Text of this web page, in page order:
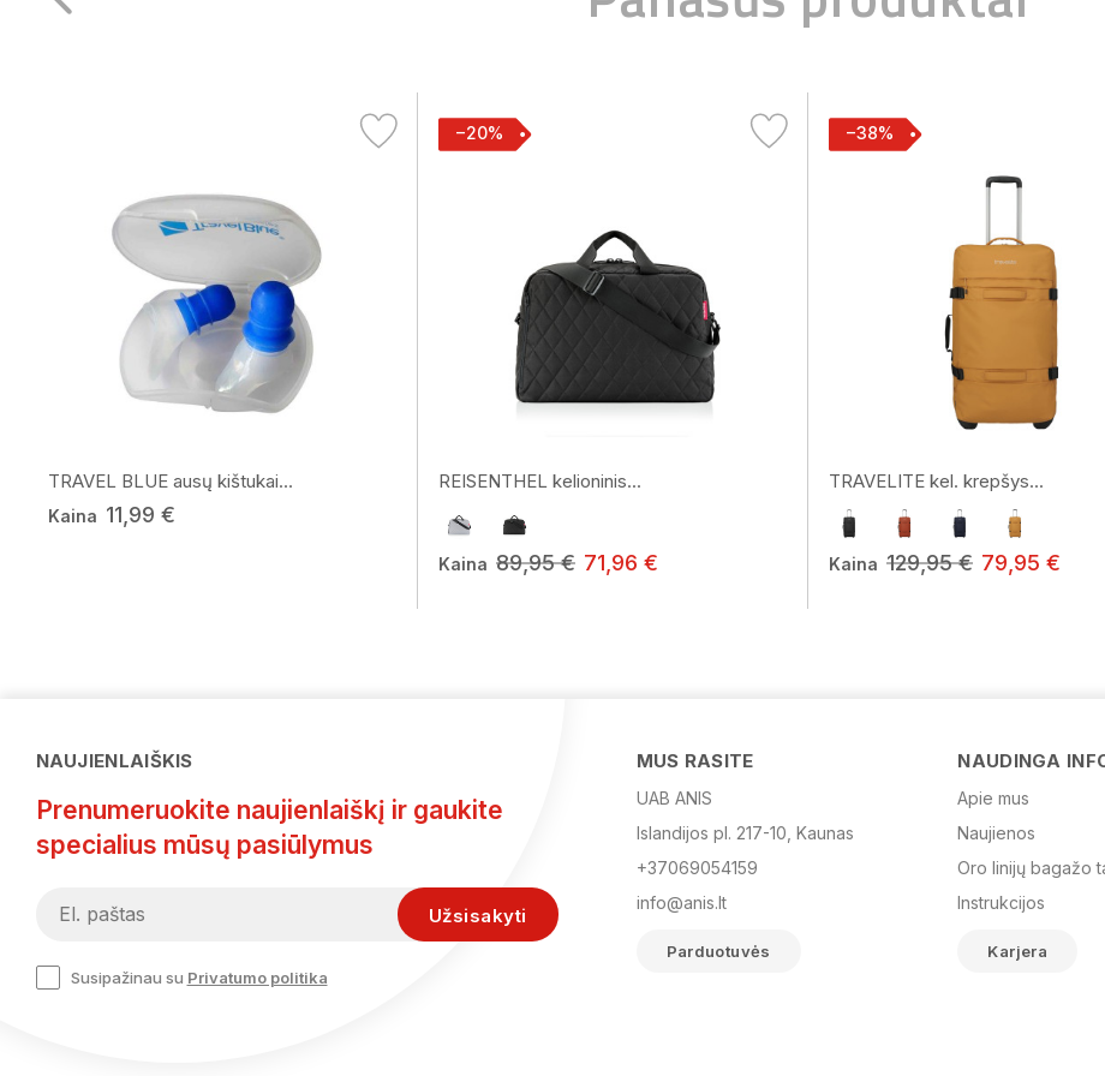
TRAVEL BLUE ausų kištukai...
Kaina 11,99 €
−20%
REISENTHEL kelioninis...
Kaina 89,95 € 71,96 €
−38%
TRAVELITE kel. krepšys...
Kaina 129,95 € 79,95 €
NAUJIENLAIŠKIS
Prenumeruokite naujienlaiškį ir gaukite
specialius mūsų pasiūlymus
Susipažinau su Privatumo politika
MUS RASITE
UAB ANIS
Islandijos pl. 217-10, Kaunas
+37069054159
info@anis.lt
Parduotuvės
NAUDINGA
Apie mus
Naujienos
Oro linijų bagažo
Instrukcijos
Karjera